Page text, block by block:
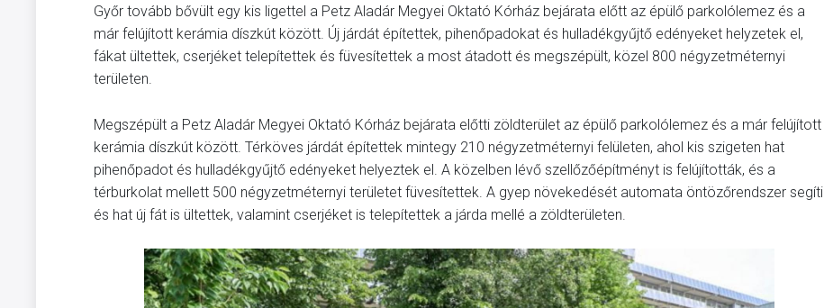
Győr tovább bővült egy kis ligettel a Petz Aladár Megyei Oktató Kórház bejárata előtt az épülő parkolólemez és a
már felújított kerámia díszkút között. Új járdát építettek, pihenőpadokat és hulladékgyűjtő edényeket helyzetek el,
fákat ültettek, cserjéket telepítettek és füvesítettek a most átadott és megszépült, közel 800 négyzetméternyi
területen.
Megszépült a Petz Aladár Megyei Oktató Kórház bejárata előtti zöldterület az épülő parkolólemez és a már felújított
kerámia díszkút között. Térköves járdát építettek mintegy 210 négyzetméternyi felületen, ahol kis szigeten hat
pihenőpadot és hulladékgyűjtő edényeket helyeztek el. A közelben lévő szellőzőépítményt is felújították, és a
térburkolat mellett 500 négyzetméternyi területet füvesítettek. A gyep növekedését automata öntözőrendszer segíti
és hat új fát is ültettek, valamint cserjéket is telepítettek a járda mellé a zöldterületen.